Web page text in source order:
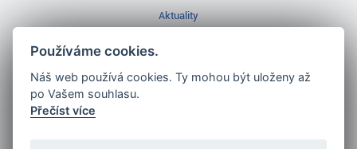
Aktuality
Golfový slovník
Používáme cookies.
Náš web používá cookies. Ty mohou být uloženy až
po Vašem souhlasu.
Přečíst více